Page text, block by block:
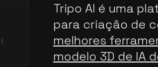
Tripo AI é uma
para criação de
melhores
modelo 3D de IA